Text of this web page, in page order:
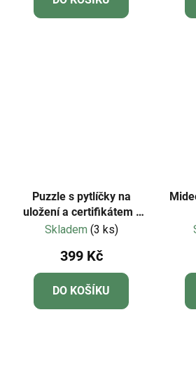
Puzzle s pytlíčky na
uložení a certifikátem -
Mideer - LEVEL 03 -
Skladem (3 ks)
399 Kč
DO KOŠÍKU